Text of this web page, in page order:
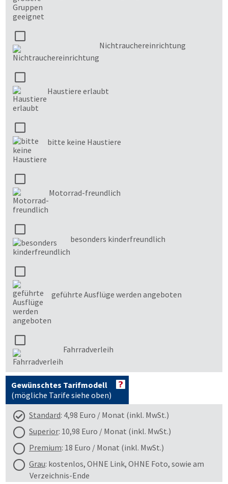
Nichtrauchereinrichtung
Haustiere erlaubt
bitte keine Haustiere
Motorrad-freundlich
besonders kinderfreundlich
geführte Ausflüge werden angeboten
Fahrradverleih
Gewünschtes Tarifmodell
(mögliche Tarife siehe oben)
Standard: 4,98 Euro / Monat (inkl. MwSt.)
Superior: 10,98 Euro / Monat (inkl. MwSt.)
Premium: 18 Euro / Monat (inkl. MwSt.)
Grau: kostenlos, OHNE Link, OHNE Foto, sowie am
Verzeichnis-Ende